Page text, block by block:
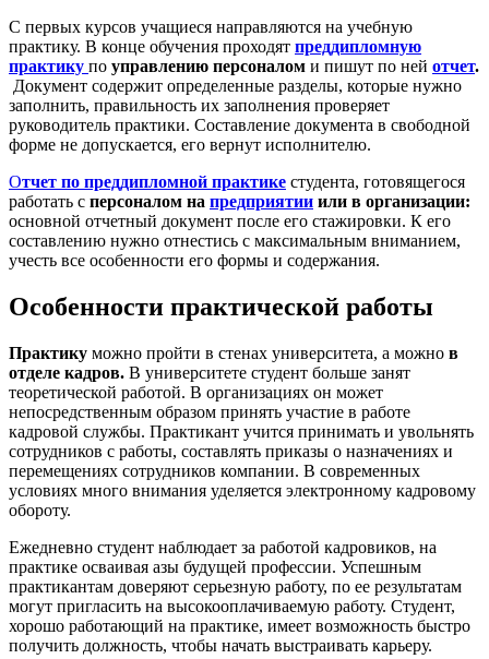
С первых курсов учащиеся направляются на учебную
практику. В конце обучения проходят преддипломную
практику по управлению персоналом и пишут по ней отчет.
Документ содержит определенные разделы, которые нужно
заполнить, правильность их заполнения проверяет
руководитель практики. Составление документа в свободной
форме не допускается, его вернут исполнителю.
Отчет по преддипломной практике студента, готовящегося
работать с персоналом на предприятии или в организации:
основной отчетный документ после его стажировки. К его
составлению нужно отнестись с максимальным вниманием,
учесть все особенности его формы и содержания.
Особенности практической работы
Практику можно пройти в стенах университета, а можно в
отделе кадров. В университете студент больше занят
теоретической работой. В организациях он может
непосредственным образом принять участие в работе
кадровой службы. Практикант учится принимать и увольнять
сотрудников с работы, составлять приказы о назначениях и
перемещениях сотрудников компании. В современных
условиях много внимания уделяется электронному кадровому
обороту.
Ежедневно студент наблюдает за работой кадровиков, на
практике осваивая азы будущей профессии. Успешным
практикантам доверяют серьезную работу, по ее результатам
могут пригласить на высокооплачиваемую работу. Студент,
хорошо работающий на практике, имеет возможность быстро
получить должность, чтобы начать выстраивать карьеру.